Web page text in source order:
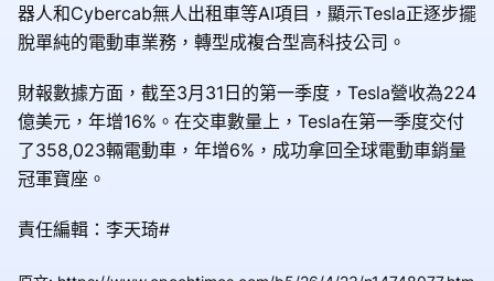
器人和Cyber​​cab無人出租車等AI項目，顯示Tesla正逐步擺
脫單純的電動車業務，轉型成複合型高科技公司。
財報數據方面，截至3月31日的第一季度，Tesla營收為224
億美元，年增16%。在交車數量上，Tesla在第一季度交付
了358,023輛電動車，年增6%，成功拿回全球電動車銷量
冠軍寶座。
責任編輯：李天琦#